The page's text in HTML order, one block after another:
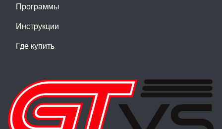
Программы
Инструкции
Где купить